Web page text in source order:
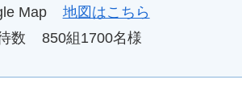
Map 地図はこちら
数 850組1700名様